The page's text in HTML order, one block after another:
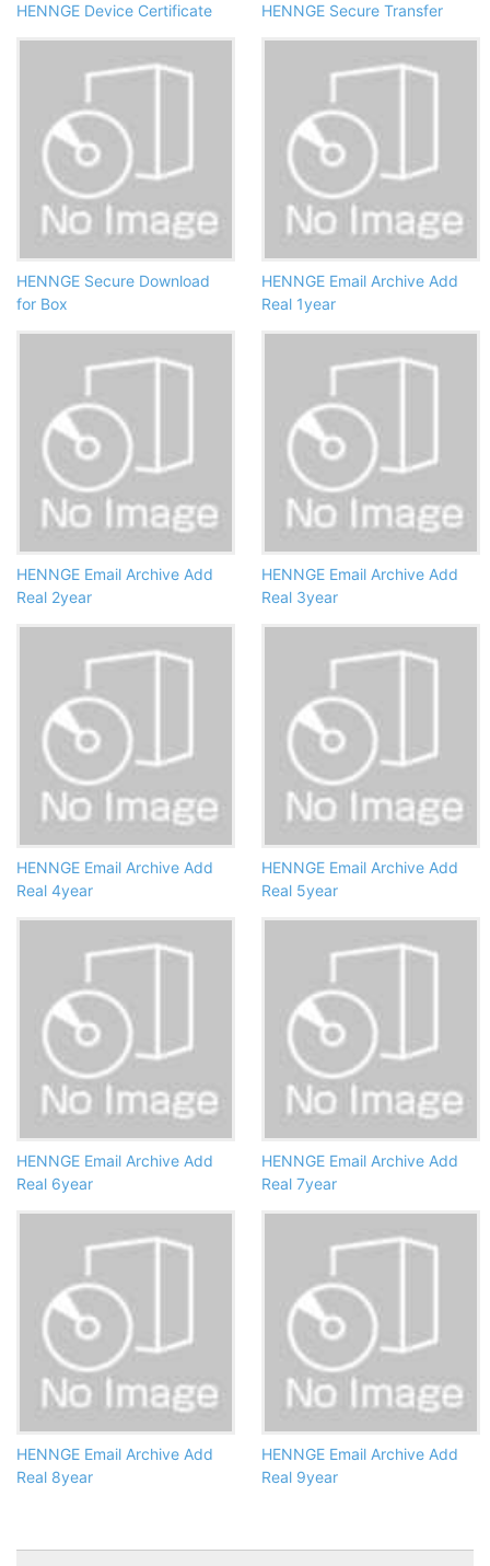
HENNGE Device Certificate HENNGE Secure Transfer
HENNGE Secure Download
for Box
HENNGE Email Archive Add
Real 1year
HENNGE Email Archive Add
Real 2year
HENNGE Email Archive Add
Real 3year
HENNGE Email Archive Add
Real 4year
HENNGE Email Archive Add
Real 5year
HENNGE Email Archive Add
Real 6year
HENNGE Email Archive Add
Real 7year
HENNGE Email Archive Add
Real 8year
HENNGE Email Archive Add
Real 9year